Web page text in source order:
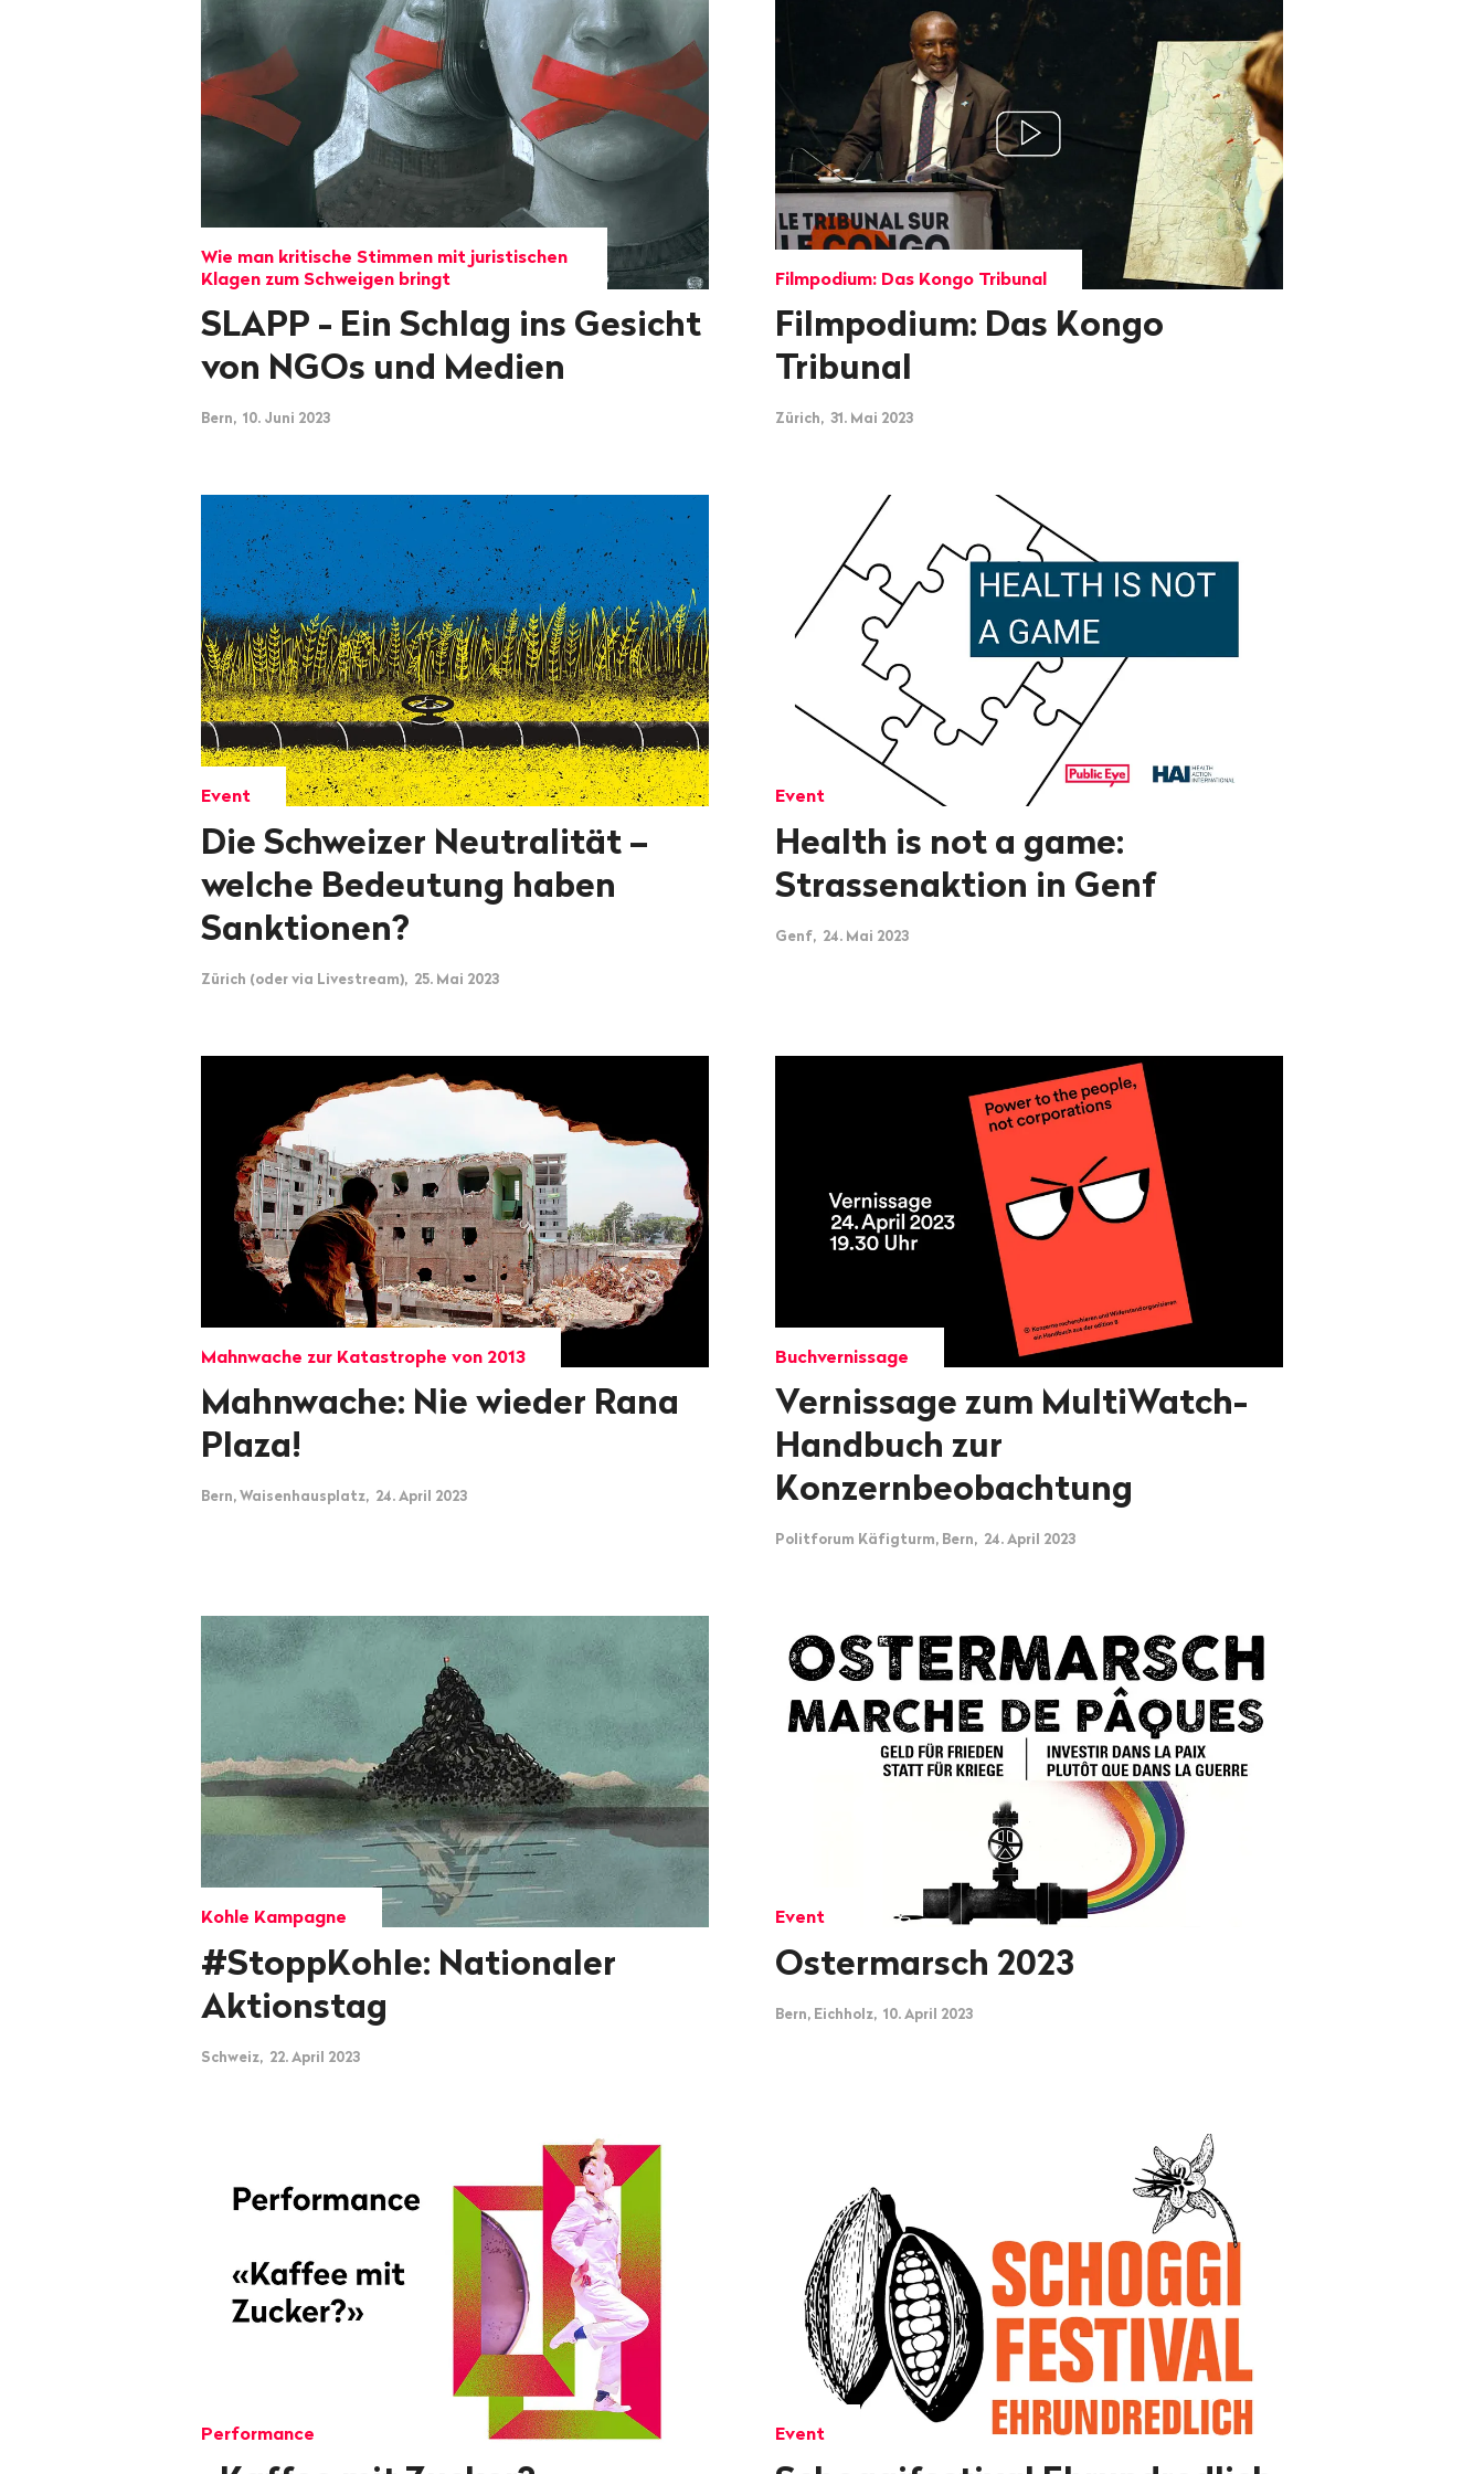
Wie man kritische Stimmen mit juristischen
Klagen zum Schweigen bringt
SLAPP - Ein Schlag ins Gesicht
von NGOs und Medien
Bern, 10. Juni 2023
Filmpodium: Das Kongo Tribunal
Filmpodium: Das Kongo
Tribunal
Zürich, 31. Mai 2023
Event
Die Schweizer Neutralität –
welche Bedeutung haben
Sanktionen?
Zürich (oder via Livestream), 25. Mai 2023
Event
Health is not a game:
Strassenaktion in Genf
Genf, 24. Mai 2023
Mahnwache zur Katastrophe von 2013
Mahnwache: Nie wieder Rana
Plaza!
Bern, Waisenhausplatz, 24. April 2023
Buchvernissage
Vernissage zum MultiWatch-
Handbuch zur
Konzernbeobachtung
Politforum Käfigturm, Bern, 24. April 2023
Kohle Kampagne
#StoppKohle: Nationaler
Aktionstag
Schweiz, 22. April 2023
Event
Ostermarsch 2023
Bern, Eichholz, 10. April 2023
Performance Event